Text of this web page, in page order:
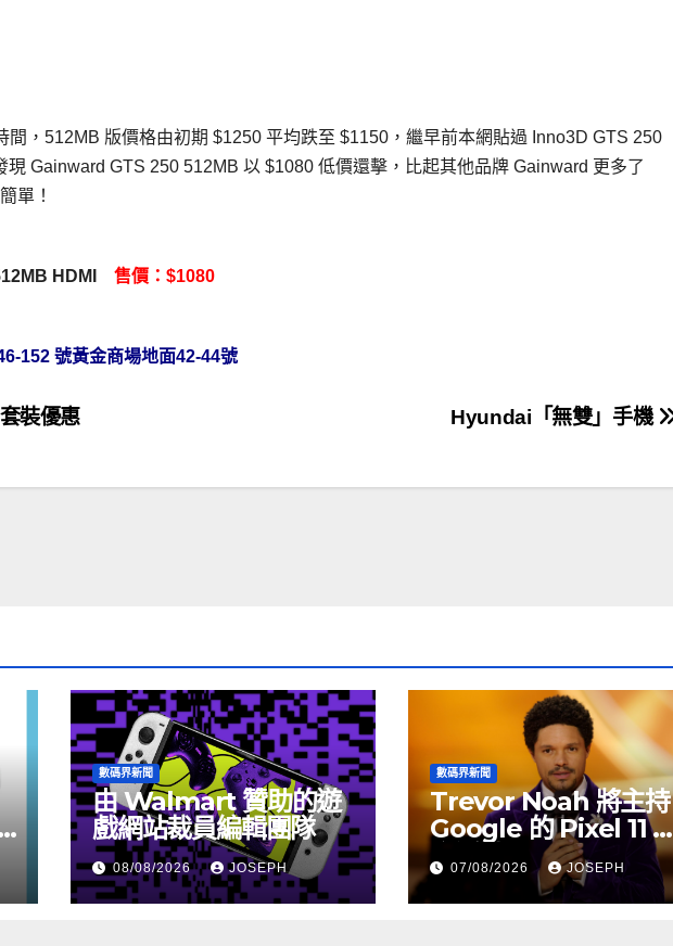
間，512MB 版價格由初期 $1250 平均跌至 $1150，繼早前本網貼過 Inno3D GTS 250
Gainward GTS 250 512MB 以 $1080 低價還擊，比起其他品牌 Gainward 更多了
單！
HDMI 售價：$1080
152 號黃金商場地面42-44號
Hyundai「無雙」手機
裝優惠
數碼界新聞
由 Walmart 贊助的遊
戲網站裁員編輯團隊
08/08/2026 JOSEPH
數碼界新聞
Trevor Noah 將主持
Google 的 Pixel 11 推
介活動
07/08/2026 JOSEPH